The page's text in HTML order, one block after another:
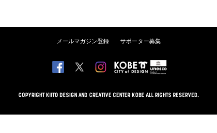
メールマガジン登録 サポーター募集
COPYRIGHT KIITO DESIGN AND CREATIVE CENTER KOBE ALL RIGHTS RESERVED.